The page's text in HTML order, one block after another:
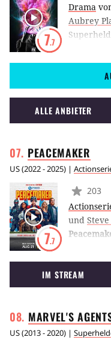
7.7
Drama
Aubrey
wurde
Hawley.
und
Zeichens
aka
ALLE ANBIETER
PEACEMAKER
US(2022 - 2025) |
7.7
203
und
hier die
um jeden
IM STREAM
MARVEL'S
US(2013 - 2020) |